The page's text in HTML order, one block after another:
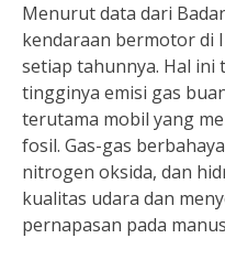
Menurut data dari
kendaraan bermotor di
setiap tahunnya. Hal ini
tingginya emisi gas
terutama mobil yang
fosil. Gas-gas
nitrogen oksida, dan
kualitas udara dan
pernapasan pada